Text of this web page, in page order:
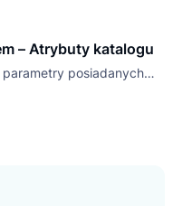
– Atrybuty katalogu
posiadanych